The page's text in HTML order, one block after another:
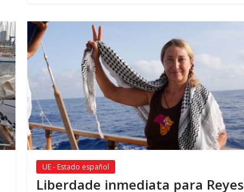
UE - Estado español
Liberdade inmediata para Reyes